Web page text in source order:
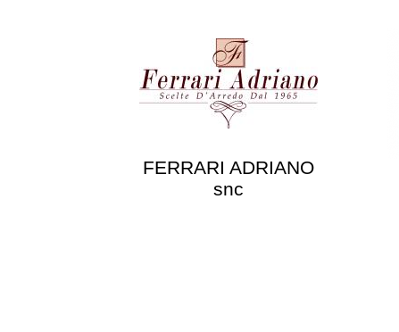
FERRARI ADRIANO
snc